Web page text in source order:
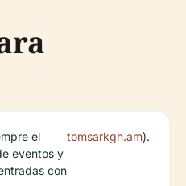
el
eventos y
con
tomsarkgh.am).